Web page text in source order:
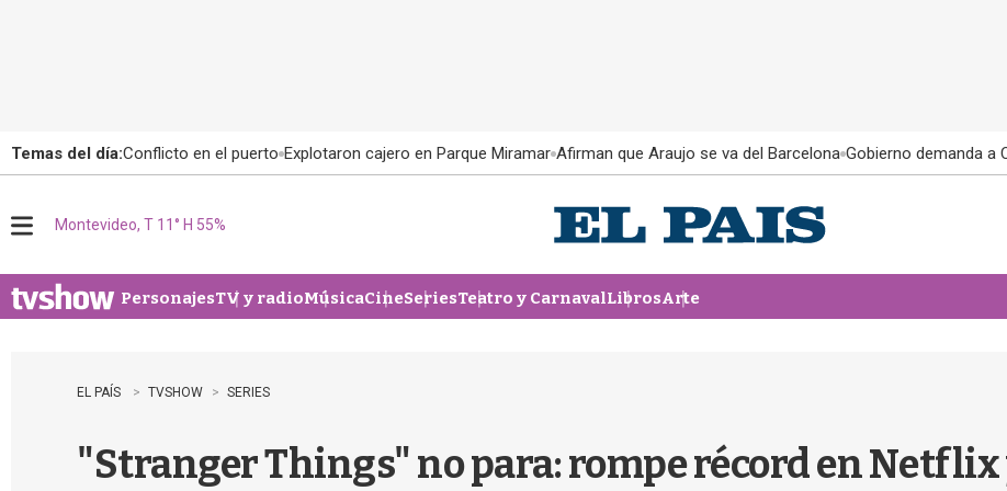
Temas del día:Conflicto en el puerto Explotaron cajero en Parque Miramar Afirman que Araujo se va del Barcelona Gobierno demanda a
u
Montevideo, T 11° H 55%
PersonajesTV y radioMúsicaCineSeriesTeatro y CarnavalLibrosArte
EL PAÍS TVSHOW SERIES
"Stranger Things" no para: rompe récord en